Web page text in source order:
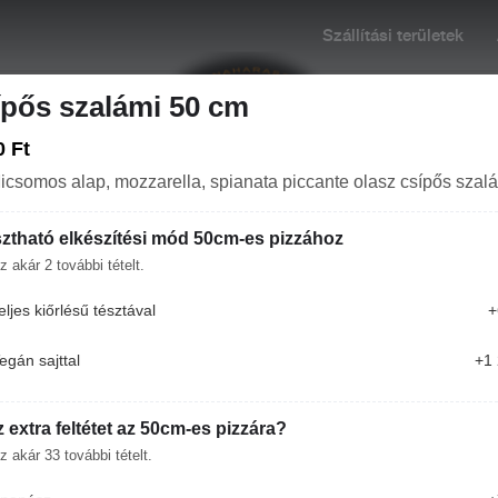
Szállítási területek
Rendelés: 10:45-20:45
PIZZÁINK (32CM)
szalámi 50 cm
Ft
alap, mozzarella, spianata piccante olasz csípős
elkészítési mód 50cm-es pizzához
akár 2 további tételt.
kiőrlésű tésztával
sajttal +1
extra feltétet az 50cm-es pizzára?
akár 33 további tételt.